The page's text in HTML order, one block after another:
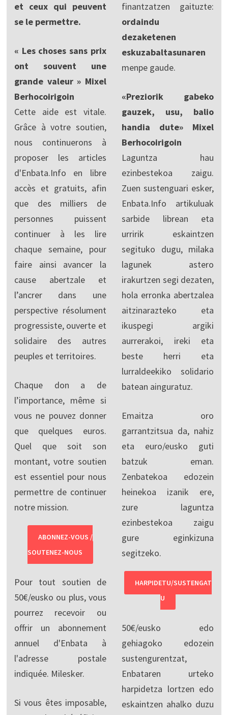
et ceux qui peuvent
se le permettre.
« Les choses sans prix
ont souvent une
grande valeur » Mixel
Berhocoirigoin
Cette aide est vitale.
Grâce à votre soutien,
nous continuerons à
proposer les articles
d'Enbata.Info en libre
accès et gratuits, afin
que des milliers de
personnes puissent
continuer à les lire
chaque semaine, pour
faire ainsi avancer la
cause abertzale et
l’ancrer dans une
perspective résolument
progressiste, ouverte et
solidaire des autres
peuples et territoires.
Chaque don a de
l’importance, même si
vous ne pouvez donner
que quelques euros.
Quel que soit son
montant, votre soutien
est essentiel pour nous
permettre de continuer
notre mission.
ABONNEZ-VOUS /
SOUTENEZ-NOUS
Pour tout soutien de
50€/eusko ou plus, vous
pourrez recevoir ou
offrir un abonnement
annuel d'Enbata à
l'adresse postale
indiquée. Milesker.
Si vous êtes imposable,
finantzatzen gaituzte:
ordaindu
dezaketenen
eskuzabaltasunaren
menpe gaude.
«Preziorik gabeko
gauzek, usu, balio
handia dute» Mixel
Berhocoirigoin
Laguntza hau
ezinbestekoa zaigu.
Zuen sustenguari esker,
Enbata.Info artikuluak
sarbide librean eta
urririk eskaintzen
segituko dugu, milaka
lagunek astero
irakurtzen segi dezaten,
hola erronka abertzalea
aitzinarazteko eta
ikuspegi argiki
aurrerakoi, ireki eta
beste herri eta
lurraldeekiko solidario
batean ainguratuz.
Emaitza oro
garrantzitsua da, nahiz
eta euro/eusko guti
batzuk eman.
Zenbatekoa edozein
heinekoa izanik ere,
zure laguntza
ezinbestekoa zaigu
gure eginkizuna
segitzeko.
HARPIDETU/SUSTENGAT
U
50€/eusko edo
gehiagoko edozein
sustengurentzat,
Enbataren urteko
harpidetza lortzen edo
eskaintzen ahalko duzu